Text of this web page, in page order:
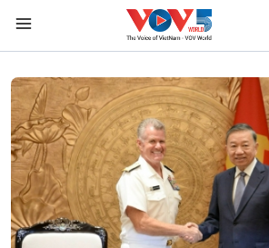
Menu trang chủ tiếng Đức
menu phụ tiếng Đức